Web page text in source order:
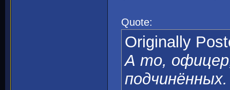
Quote:
Originally
А то,
подчинённых.